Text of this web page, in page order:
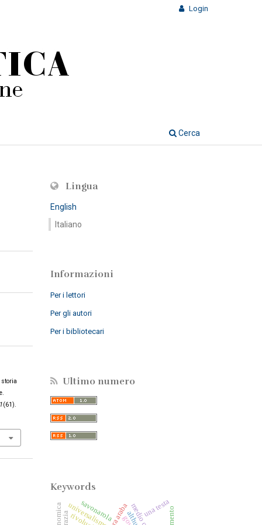
Cerca
Login
(61).
Lingua
English
Italiano
Informazioni
Per i lettori
Per gli autori
Per i bibliotecari
Ultimo numero
Keywords
una testa
universalismo
savonarola